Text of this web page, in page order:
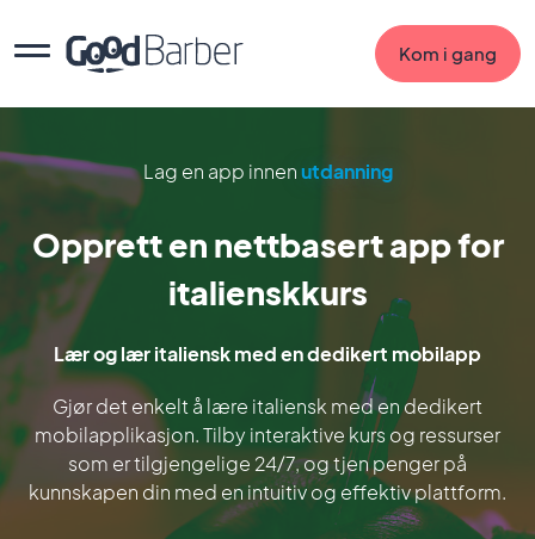
Kom i gang
Lag en app innenutdanning
Opprett en nettbasert app for
italienskkurs
Lær og lær italiensk med en dedikert mobilapp
Gjør det enkelt å lære italiensk med en dedikert
mobilapplikasjon. Tilby interaktive kurs og ressurser
som er tilgjengelige 24/7, og tjen penger på
kunnskapen din med en intuitiv og effektiv plattform.